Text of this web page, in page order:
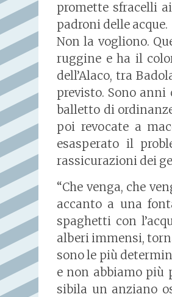
promette sfracelli
padroni delle acque.
Non la vogliono.
ruggine e ha il
dell’Alaco, tra
previsto. Sono
balletto di
poi revocate a
esasperato il
rassicurazioni dei
“Che venga, che
accanto a una
spaghetti con
alberi immensi,
sono le più
e non abbiamo più
sibila un anziano